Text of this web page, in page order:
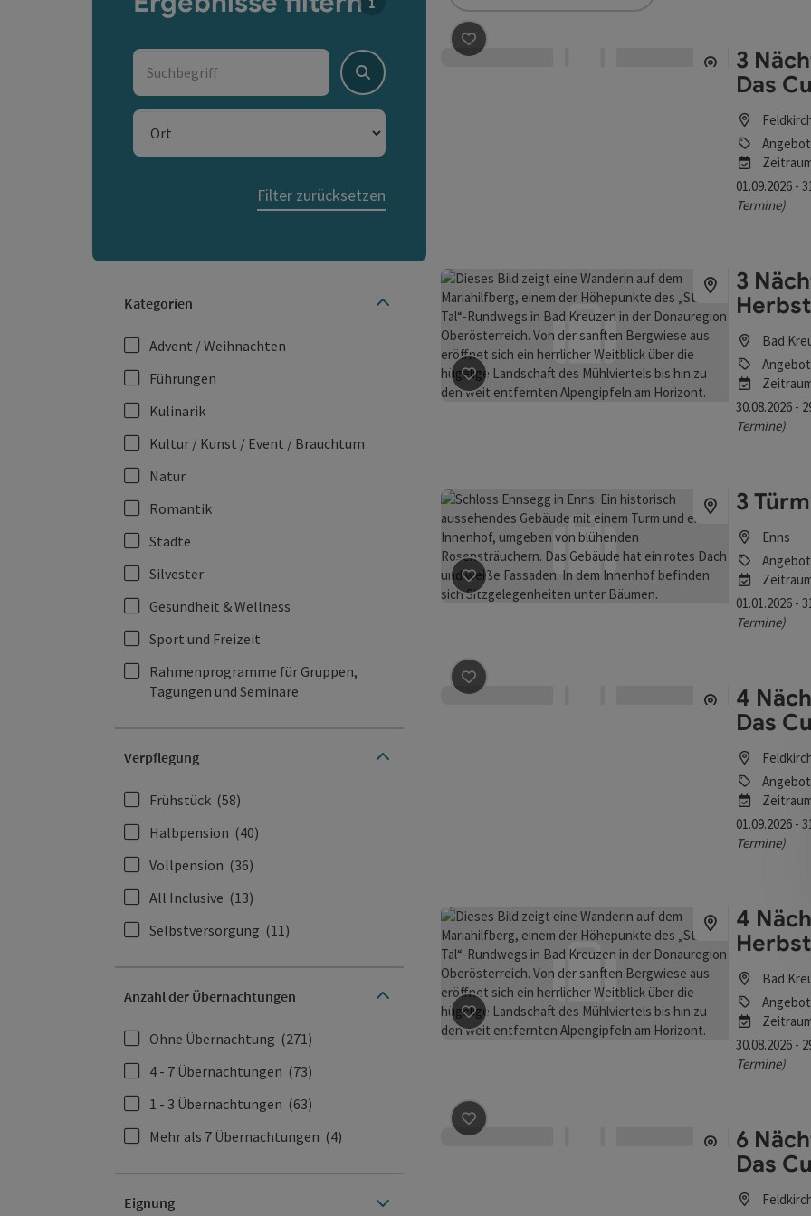
Für die Liste stehen Filter zur Verfügung mit denen die
Suchbegriff
Suchen
Ort
Filter zurücksetzen
Kategorien
Advent / Weihnachten
Führungen
Kulinarik
Kultur / Kunst / Event / Brauchtum
Natur
Romantik
Städte
Silvester
Gesundheit & Wellness
Sport und Freizeit
Rahmenprogramme für Gruppen,
Tagungen und Seminare
Verpflegung
Frühstück (58)
Halbpension (40)
Vollpension (36)
All Inclusive (13)
Selbstversorgung (11)
Anzahl der Übernachtungen
Ohne Übernachtung (271)
4 - 7 Übernachtungen (73)
1 - 3 Übernachtungen (63)
Mehr als 7 Übernachtungen (4)
Eignung
Beitrag merken : 3 Nächte - Alles für dich, mein Ich -
3
Das
Angebot
01.09.2026 -
Termine)
Beitrag merken: 3 Nächte - BAD KREUZEN - HerbstTage
3
Bad
Angebot
30.08.2026 -
Termine)
Beitrag merken: 3 Türme Führung
3
Enns
Angebot
01.01.2026 -
Termine)
Beitrag merken : 4 Nächte - Alles für dich, mein Ich -
4
Das
Angebot
01.09.2026 -
Termine)
Beitrag merken: 4 Nächte - BAD KREUZEN - HerbstTage
4
Bad
Angebot
30.08.2026 -
Termine)
Beitrag merken : 6 Nächte - Alles für dich, mein Ich -
6
Das